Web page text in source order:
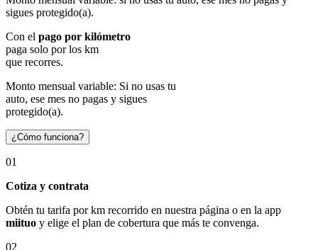
sigues protegido(a).
Con el pago por kilómetro
paga solo por los km
que recorres.
Monto mensual variable: Si no usas tu
auto, ese mes no pagas y sigues
protegido(a).
¿Cómo funciona?
01
Cotiza y contrata
Obtén tu tarifa por km recorrido en nuestra página o en la app
miituo y elige el plan de cobertura que más te convenga.
02